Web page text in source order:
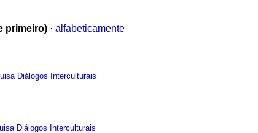
primeiro) · alfabeticamente
Diálogos Interculturais
Diálogos Interculturais